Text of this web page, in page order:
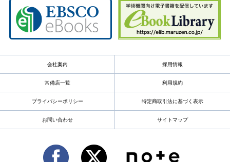
会社案内 採用情報
常備店一覧 利用規約
プライバシーポリシー 特定商取引法に基づく表示
お問い合わせ サイトマップ